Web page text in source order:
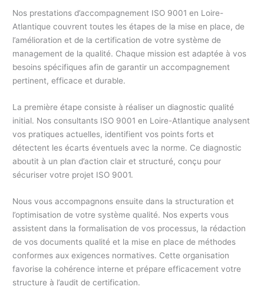
Nos prestations d’accompagnement ISO 9001 en Loire-
Atlantique couvrent toutes les étapes de la mise en place, de
l’amélioration et de la certification de votre système de
management de la qualité. Chaque mission est adaptée à vos
besoins spécifiques afin de garantir un accompagnement
pertinent, efficace et durable.
La première étape consiste à réaliser un diagnostic qualité
initial. Nos consultants ISO 9001 en Loire-Atlantique analysent
vos pratiques actuelles, identifient vos points forts et
détectent les écarts éventuels avec la norme. Ce diagnostic
aboutit à un plan d’action clair et structuré, conçu pour
sécuriser votre projet ISO 9001.
Nous vous accompagnons ensuite dans la structuration et
l’optimisation de votre système qualité. Nos experts vous
assistent dans la formalisation de vos processus, la rédaction
de vos documents qualité et la mise en place de méthodes
conformes aux exigences normatives. Cette organisation
favorise la cohérence interne et prépare efficacement votre
structure à l’audit de certification.